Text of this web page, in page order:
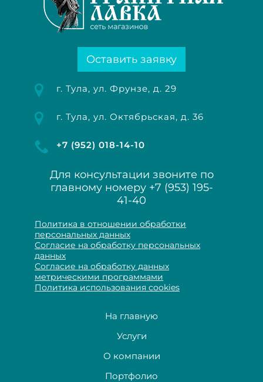
Оставить заявку
г. Тула, ул. Фрунзе, д. 29
г. Тула, ул. Октябрьская, д. 36
+7 (952) 018-14-10
Для консультации звоните по
главному номеру +7 (953) 195-
41-40
Политика в отношении обработки
персональных данных
Согласие на обработку персональных
данных
Согласие на обработку данных
метрическими программами
Политика использования cookies
На главную
Услуги
О компании
Портфолио